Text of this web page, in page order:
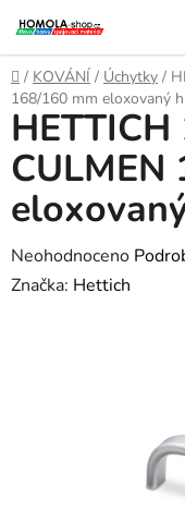
na
obsah
Domů
/ KOVÁNÍ / Úchytky /
168/160 mm eloxovaný
CULMEN
Průměrné
hodnocení
Neohodnoceno
Značka: Hettich